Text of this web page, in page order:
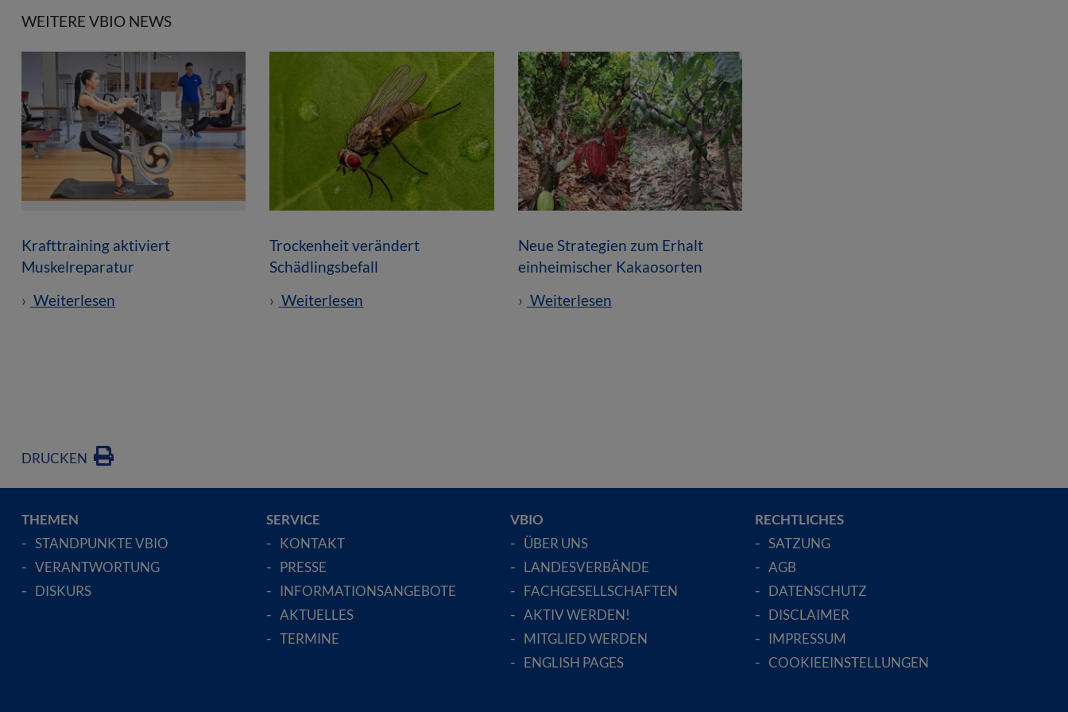
WEITERE VBIO NEWS
Krafttraining aktiviert
Muskelreparatur
Weiterlesen
Trockenheit verändert
Schädlingsbefall
Weiterlesen
Neue Strategien zum Erhalt
einheimischer Kakaosorten
Weiterlesen
DRUCKEN
THEMEN
STANDPUNKTE VBIO
VERANTWORTUNG
DISKURS
SERVICE
KONTAKT
PRESSE
INFORMATIONSANGEBOTE
AKTUELLES
TERMINE
VBIO
ÜBER UNS
LANDESVERBÄNDE
FACHGESELLSCHAFTEN
AKTIV WERDEN!
MITGLIED WERDEN
ENGLISH PAGES
RECHTLICHES
SATZUNG
AGB
DATENSCHUTZ
DISCLAIMER
IMPRESSUM
COOKIEEINSTELLUNGEN